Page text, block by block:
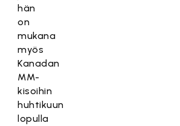
hän
on
mukana
myös
Kanadan
MM-
kisoihin
huhtikuun
lopulla